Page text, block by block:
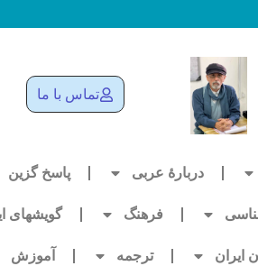
تماس با ما
دربارۀ عربی پاسخ گزین
فرهنگ گویشهای
ایران ترجمه آموزش